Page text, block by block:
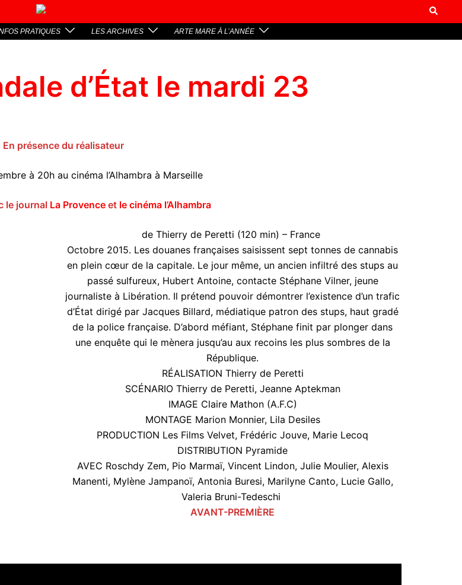
PRATIQUES LES ARCHIVES ARTE MARE À L’ANNÉE
d’État le mardi 23
En présence du réalisateur
à 20h au cinéma l’Alhambra à Marseille
le journal La Provence et le cinéma l’Alhambra
de Thierry de Peretti (120 min) – France
Octobre 2015. Les douanes françaises saisissent sept tonnes de cannabis
en plein cœur de la capitale. Le jour même, un ancien infiltré des stups au
passé sulfureux, Hubert Antoine, contacte Stéphane Vilner, jeune
journaliste à Libération. Il prétend pouvoir démontrer l’existence d’un trafic
d’État dirigé par Jacques Billard, médiatique patron des stups, haut gradé
de la police française. D’abord méfiant, Stéphane finit par plonger dans
une enquête qui le mènera jusqu’au aux recoins les plus sombres de la
République.
RÉALISATION Thierry de Peretti
SCÉNARIO Thierry de Peretti, Jeanne Aptekman
IMAGE Claire Mathon (A.F.C)
MONTAGE Marion Monnier, Lila Desiles
PRODUCTION Les Films Velvet, Frédéric Jouve, Marie Lecoq
DISTRIBUTION Pyramide
AVEC Roschdy Zem, Pio Marmaï, Vincent Lindon, Julie Moulier, Alexis
Manenti, Mylène Jampanoï, Antonia Buresi, Marilyne Canto, Lucie Gallo,
Valeria Bruni-Tedeschi
AVANT-PREMIÈRE